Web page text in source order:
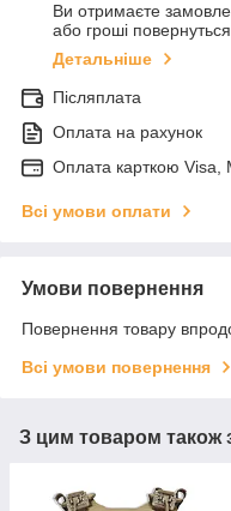
Ви отримаєте
або гроші
Детальніше
Післяплата
Оплата на рахунок
Оплата карткою Visa,
Всі умови оплати
Умови повернення
Повернення товару
Всі умови повернення
З цим товаром також